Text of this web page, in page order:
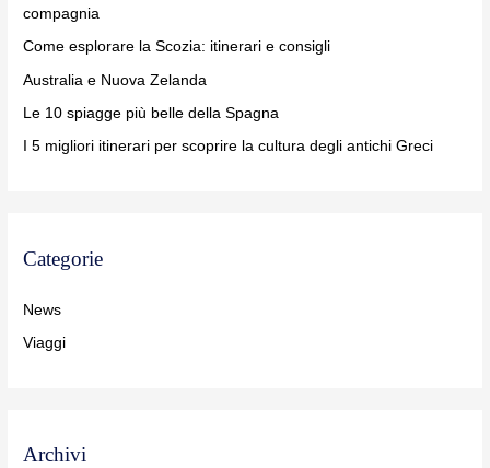
compagnia
Come esplorare la Scozia: itinerari e consigli
Australia e Nuova Zelanda
Le 10 spiagge più belle della Spagna
I 5 migliori itinerari per scoprire la cultura degli antichi Greci
Categorie
News
Viaggi
Archivi